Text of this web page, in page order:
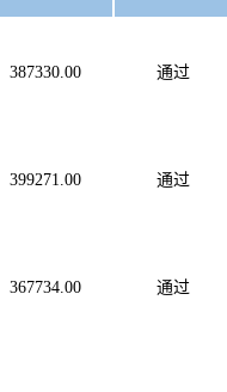
387330.00 通过
399271.00 通过
367734.00 通过